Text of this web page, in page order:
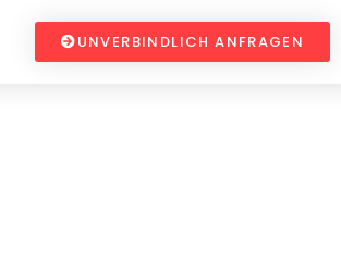
UNVERBINDLICH ANFRAGEN